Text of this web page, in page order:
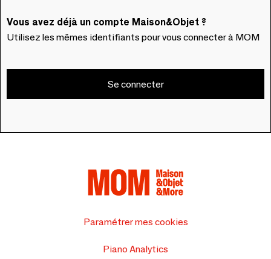
Vous avez déjà un compte Maison&Objet ?
Utilisez les mêmes identifiants pour vous connecter à MOM
Se connecter
Paramétrer mes cookies
Piano Analytics